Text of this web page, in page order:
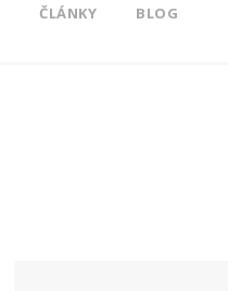
ČLÁNKY BLOG